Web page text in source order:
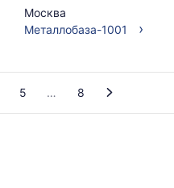
Москва
Металлобаза-1001
›
5 8